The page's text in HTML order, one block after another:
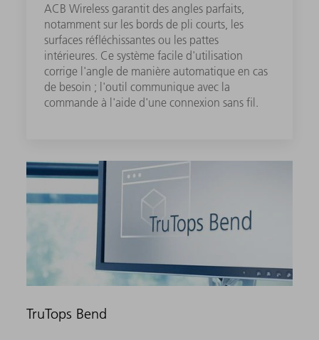
ACB Wireless garantit des angles parfaits,
notamment sur les bords de pli courts, les
surfaces réfléchissantes ou les pattes
intérieures. Ce système facile d'utilisation
corrige l'angle de manière automatique en cas
de besoin ; l'outil communique avec la
commande à l'aide d'une connexion sans fil.
TruTops Bend